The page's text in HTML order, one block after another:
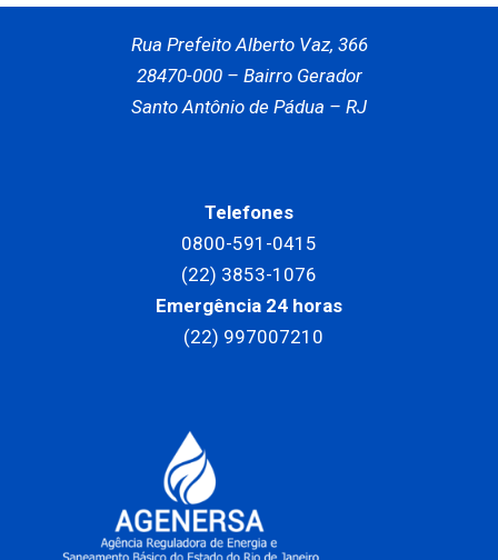
Rua Prefeito Alberto Vaz, 366
28470-000 – Bairro Gerador
Santo Antônio de Pádua – RJ
Telefones
0800-591-0415
(22) 3853-1076
Emergência 24 horas
(22) 997007210